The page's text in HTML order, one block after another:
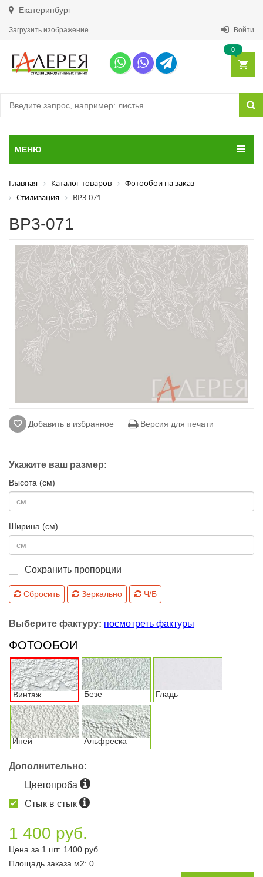
Екатеринбург
Загрузить изображение Войти
0
МЕНЮ
Главная Каталог товаров
Фотообои на заказ
Стилизация
ВР3-071
ВР3-071
Добавить в избранное Версия для печати
Укажите ваш размер:
Высота (см)
Ширина (см)
Сохранить пропорции
Сбросить Зеркально Ч/Б
Выберите фактуру: посмотреть фактуры
ФОТООБОИ
Винтаж Безе Гладь
Иней Альфреска
Дополнительно:
Цветопроба
Стык в стык
1 400 руб.
Цена за 1 шт: 1400 руб.
Площадь заказа м2: 0